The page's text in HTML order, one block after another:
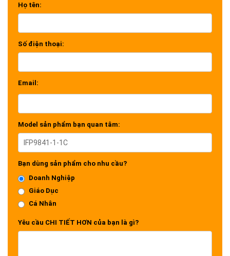
mọikhông gian giáo dục thông minh và
phòng họp hiện đại
cảm biến ánh sáng và cảm biến chuyển
hóa điện năng. Trải nghiệm được nâng tầm
với công nghệcảm ứng 64 điểm chạm,
tính năng chú thích tức thì
đặc biệt là cổng kết nối
trên nền tảng
thiết bị không chỉ mở ra kho ứng dụng
tuyệt đối. Cùng với hệ sinh thái phần mềm
Họ tên:
Số điện thoại:
Email:
Model sản phẩm bạn quan tâm:
Bạn dùng sản phẩm cho nhu cầu?
Doanh Nghiệp
Giáo Dục
Cá Nhân
Yêu cầu CHI TIẾT HƠN của bạn là gì?